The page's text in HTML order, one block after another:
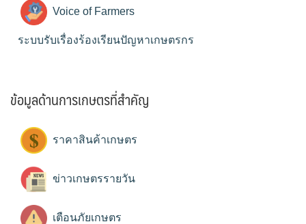
Voice of Farmers
ระบบรับเรื่องร้องเรียนปัญหาเกษตรกร
ข้อมูลด้านการเกษตรที่สำคัญ
ราคาสินค้าเกษตร
ข่าวเกษตรรายวัน
เตือนภัยเกษตร